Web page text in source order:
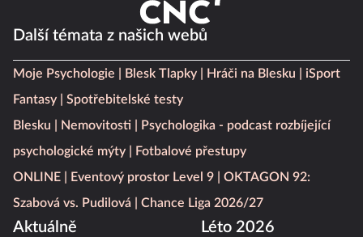
Další témata z našich webů
Moje Psychologie Blesk Tlapky Hráči na Blesku
iSport
Fantasy
Spotřebitelské testy
Blesku
Nemovitosti
Psychologika - podcast rozbíjející
psychologické mýty
Fotbalové přestupy
ONLINE
Eventový prostor Level 9
OKTAGON 92:
Szabová vs. Pudilová
Chance Liga 2026/27
Aktuálně Léto 2026